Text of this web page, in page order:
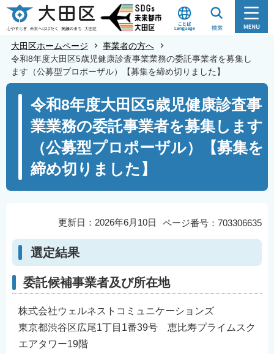
こ
の
の
大田区ホームページ
事業者の方へ
令和8年度大田区5歳児健康診査事業業務の委託事業者を募集し
ます（公募型プロポーザル）【募集を締め切りました】
令和8年度大田区5歳児健康診査事
業業務の委託事業者を募集します
（公募型プロポーザル）【募集を
締め切りました】
ページ番号：703306635
更新日：2026年6月10日
選定結果
委託候補事業者及び所在地
株式会社ウェルネストコミュニケーションズ
東京都渋谷区広尾1丁目1番39号 恵比寿プライムスク
エアタワー19階